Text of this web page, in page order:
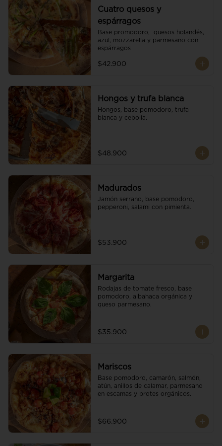
Cuatro quesos y
espárragos
Base promodoro,  quesos holandés,
azul, mozzarella y parmesano con
espárragos
$42.900
Hongos y trufa blanca
Hongos, base pomodoro, trufa
blanca y cebolla.
$48.900
Madurados
Jamón serrano, base pomodoro,
pepperoni, salami con pimienta.
$53.900
Margarita
Rodajas de tomate fresco, base
pomodoro, albahaca orgánica y
queso parmesano.
$35.900
Mariscos
Base pomodoro, camarón, salmón,
atún, anillos de calamar, parmesano
en escamas y brotes orgánicos.
$66.900